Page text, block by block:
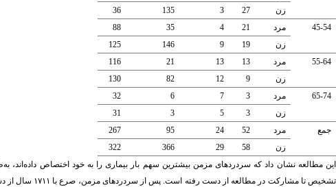
زن
27
3
135
36
45-54
مرد 21
4
35
88
زن
19
9
146
125
55-64
مرد 13
13
21
116
زن
9
12
82
130
65-74
مرد 3
7
6
32
زن
3
5
3
31
جمع
مرد 52
24
95
267
زن
58
29
366
322